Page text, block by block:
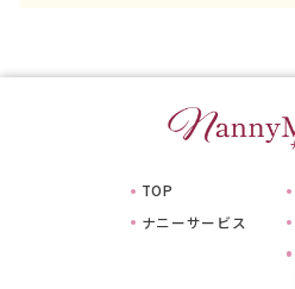
TOP
ナニーサービス